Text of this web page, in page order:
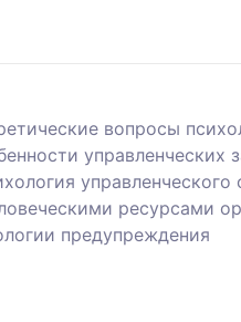
вопросы
управленческих
управленческого
ресурсами
предупреждения